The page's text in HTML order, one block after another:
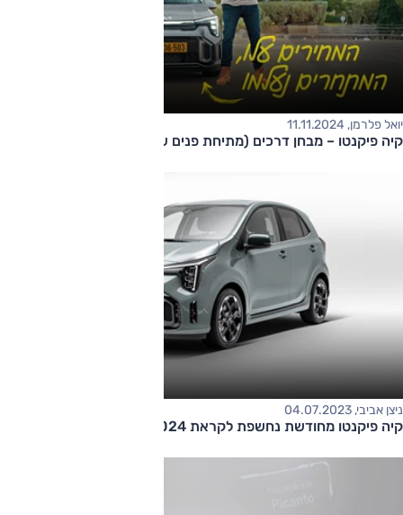
יואל פלרמן, 11.11.2024
קיה פיקנטו – מבחן דרכים (מתיחת פנים שנייה, 1.2 ל')
ניצן אביבי, 04.07.2023
קיה פיקנטו מחודשת נחשפת לקראת 2024